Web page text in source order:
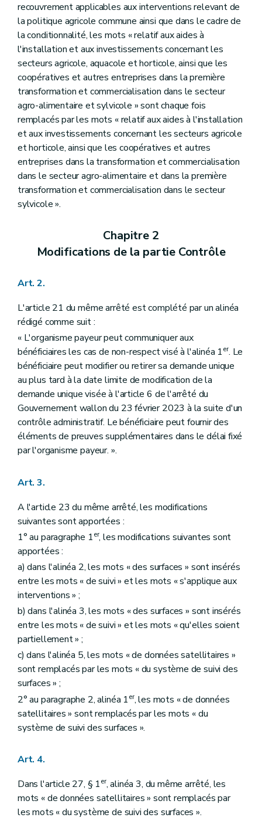
recouvrement applicables aux interventions relevant de
la politique agricole commune ainsi que dans le cadre de
la conditionnalité, les mots « relatif aux aides à
l'installation et aux investissements concernant les
secteurs agricole, aquacole et horticole, ainsi que les
coopératives et autres entreprises dans la première
transformation et commercialisation dans le secteur
agro-alimentaire et sylvicole » sont chaque fois
remplacés par les mots « relatif aux aides à l'installation
et aux investissements concernant les secteurs agricole
et horticole, ainsi que les coopératives et autres
entreprises dans la transformation et commercialisation
dans le secteur agro-alimentaire et dans la première
transformation et commercialisation dans le secteur
sylvicole ».
Chapitre 2
Modifications de la partie Contrôle
Art. 2.
L'article 21 du même arrêté est complété par un alinéa
rédigé comme suit :
« L'organisme payeur peut communiquer aux
bénéficiaires les cas de non-respect visé à l'alinéa 1er. Le
bénéficiaire peut modifier ou retirer sa demande unique
au plus tard à la date limite de modification de la
demande unique visée à l'article 6 de l'arrêté du
Gouvernement wallon du 23 février 2023 à la suite d'un
contrôle administratif. Le bénéficiaire peut fournir des
éléments de preuves supplémentaires dans le délai fixé
par l'organisme payeur. ».
Art. 3.
A l'article 23 du même arrêté, les modifications
suivantes sont apportées :
1° au paragraphe 1er, les modifications suivantes sont
apportées :
a) dans l'alinéa 2, les mots « des surfaces » sont insérés
entre les mots « de suivi » et les mots « s'applique aux
interventions » ;
b) dans l'alinéa 3, les mots « des surfaces » sont insérés
entre les mots « de suivi » et les mots « qu'elles soient
partiellement » ;
c) dans l'alinéa 5, les mots « de données satellitaires »
sont remplacés par les mots « du système de suivi des
surfaces » ;
2° au paragraphe 2, alinéa 1er, les mots « de données
satellitaires » sont remplacés par les mots « du
système de suivi des surfaces ».
Art. 4.
Dans l'article 27, § 1er, alinéa 3, du même arrêté, les
mots « de données satellitaires » sont remplacés par
les mots « du système de suivi des surfaces ».